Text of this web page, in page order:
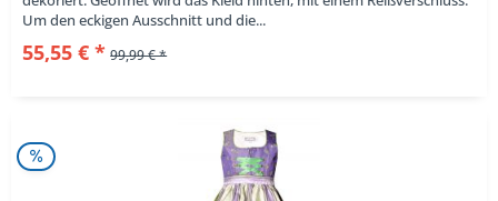
Um den eckigen Ausschnitt und die...
55,55 € * 99,99 € *